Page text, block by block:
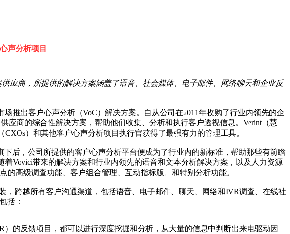
声分析项目
应商，所提供的解决方案涵盖了语音、社会媒体、电子邮件、网络聊天和企业反
推出客户心声分析（VoC）解决方案。自从公司在2011年收购了行业内领先的企
应商的综合性解决方案，帮助他们收集、分析和执行客户透视信息。Verint（慧
）和其他客户心声分析项目执行官获得了最强有力的管理工具。
后，公司所提供的客户心声分析平台便成为了行业内的新标准，帮助那些有前瞻
Vovici带来的解决方案和行业内领先的语音和文本分析解决方案，以及人力资源
高级调查功能、客户组合管理、互动指标版、和特别分析功能。
跨越所有客户沟通渠道，包括语音、电子邮件、聊天、网络和IVR调查、在线社
括：
的反馈项目，都可以进行深度挖掘和分析，从大量的信息中判断出来电驱动因